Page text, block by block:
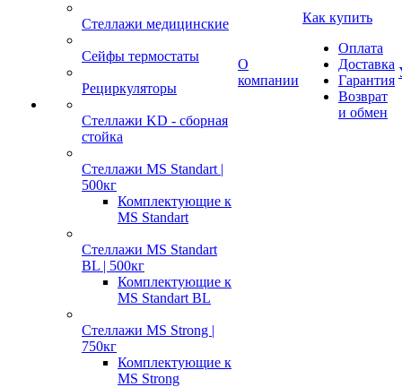
Стеллажи медицинские
Сейфы термостаты
Рециркуляторы
Стеллажи KD - сборная
стойка
Стеллажи MS Standart |
500кг
Комплектующие к
MS Standart
Стеллажи MS Standart
BL | 500кг
Комплектующие к
MS Standart BL
Стеллажи MS Strong |
750кг
Комплектующие к
MS Strong
О
компании
Как купить
Оплата
Доставка
Гарантия
Возврат
и обмен